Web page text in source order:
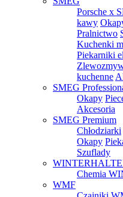
Porsche x
kawy
Pralnictwo
Kuchenki
Piekarniki
kuchenne
SMEG
Okapy
Akcesoria
SMEG Premium
Chłodziarki
Okapy
Szuflady
Chemia
WMF